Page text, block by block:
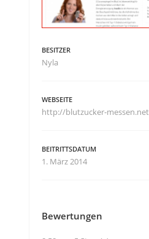
BESITZER
Nyla
WEBSEITE
http://blutzucker-messen.net
BEITRITTSDATUM
1. März 2014
Bewertungen